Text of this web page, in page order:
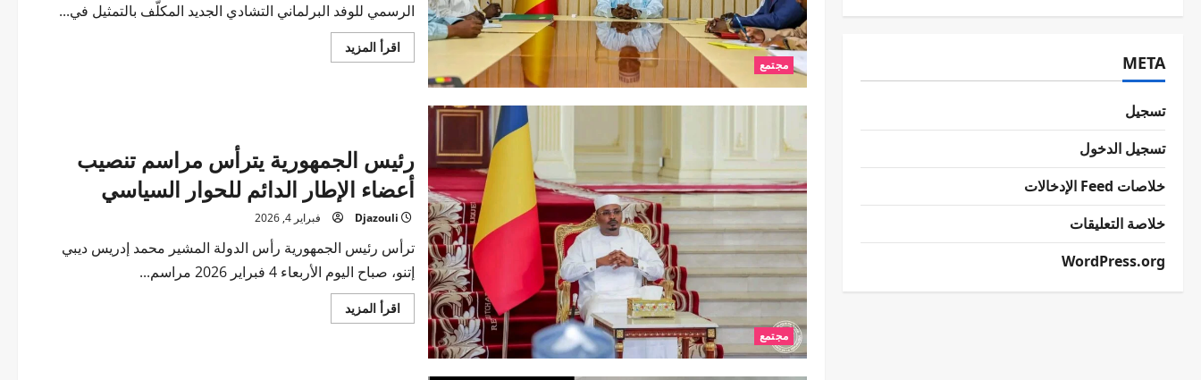
مجتمع
الرسمي للوفد البرلماني التشادي الجديد المكلّف بالتمثيل في...
اقرأ المزيداقرأ
المزيد
المكلف
بالتنصيب
في
البرلمان
الأفريقي
مجتمع
رئيس الجمهورية يترأس مراسم تنصيب
أعضاء الإطار الدائم للحوار السياسي
Djazouli فبراير 4, 2026
ترأس رئيس الجمهورية رأس الدولة المشير محمد إدريس ديبي
إتنو، صباح اليوم الأربعاء 4 فبراير 2026 مراسم...
اقرأ المزيداقرأ
المزيد
META
تسجيل
تسجيل الدخول
خلاصات Feed الإدخالات
خلاصة التعليقات
WordPress.org